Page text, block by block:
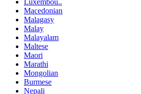
Luxembou..
Macedonian
Malagasy
Malay
Malayalam
Maltese
Maori
Marathi
Mongolian
Burmese
Nepali